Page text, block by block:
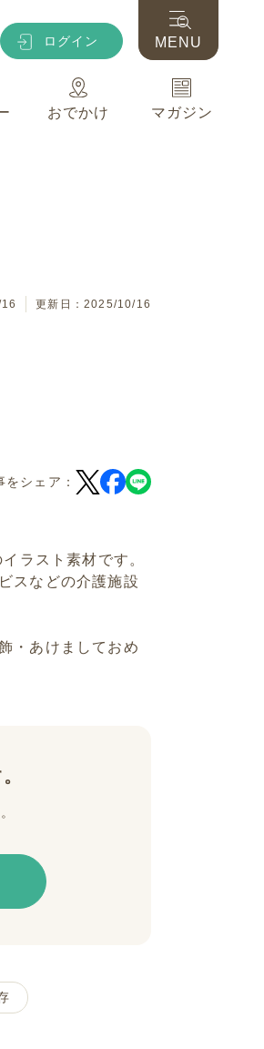
ログイン
おでかけ マガジン
MENU
更新日：2025/10/16
をシェア：
ラスト素材です。
スなどの介護施設
・あけましておめ